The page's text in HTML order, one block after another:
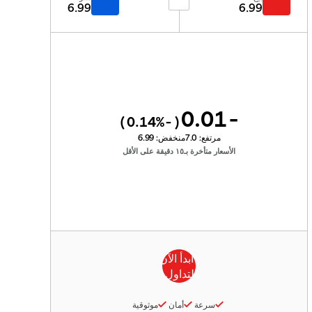
6.99
6.99
-0.01
(
-0.14
%)
مرتفع: 7.0منخفض:6.99
الأسعار متأخرة بـ١٥ دقيقة على الأقل
سرعة أمان موثوقية